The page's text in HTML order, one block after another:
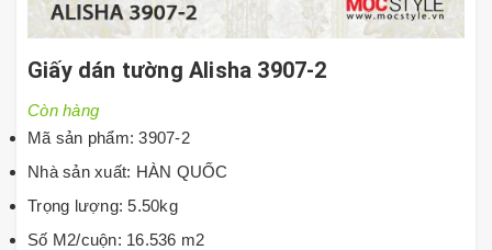
Giấy dán tường Alisha 3907-2
Còn hàng
Mã sản phẩm: 3907-2
Nhà sản xuất: HÀN QUỐC
Trọng lượng: 5.50kg
Số M2/cuộn: 16.536 m2